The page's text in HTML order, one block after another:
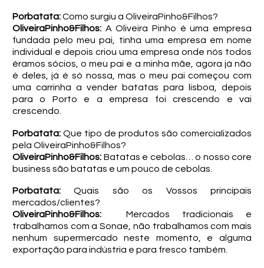
Porbatata:Como surgiu a OliveiraPinho&Filhos?
OliveiraPinho&Filhos: A Oliveira Pinho é uma empresa
fundada pelo meu pai, tinha uma empresa em nome
individual e depois criou uma empresa onde nós todos
éramos sócios, o meu pai e a minha mãe, agora já não
é deles, já é só nossa, mas o meu pai começou com
uma carrinha a vender batatas para lisboa, depois
para o Porto e a empresa foi crescendo e vai
crescendo.
Porbatata: Que tipo de produtos são comercializados
pela OliveiraPinho&Filhos?
OliveiraPinho&Filhos: Batatas e cebolas… o nosso core
business são batatas e um pouco de cebolas.
Porbatata: Quais são os Vossos principais
mercados/clientes?
OliveiraPinho&Filhos: Mercados tradicionais e
trabalhamos com a Sonae, não trabalhamos com mais
nenhum supermercado neste momento, e alguma
exportação para indústria e para fresco também.